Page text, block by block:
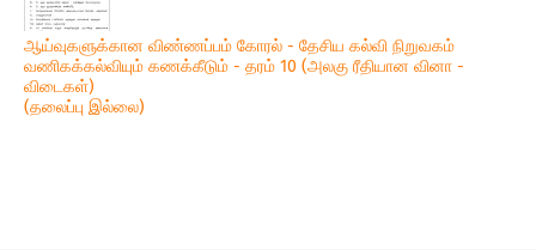
ஆய்வுகளுக்கான விண்ணப்பம் கோரல் - தேசிய கல்வி நிறுவகம்
வணிகக்கல்வியும் கணக்கீடும் - தரம் 10 (அலகு ரீதியான வினா -
விடைகள்)
(தலைப்பு இல்லை)